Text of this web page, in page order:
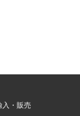
入・販売